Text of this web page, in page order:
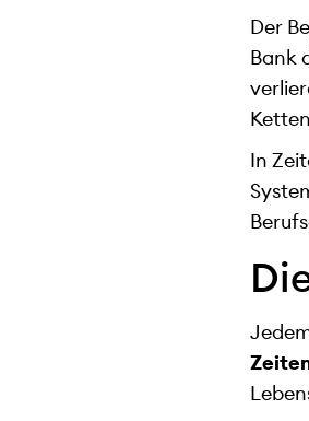
Der
Bank
In